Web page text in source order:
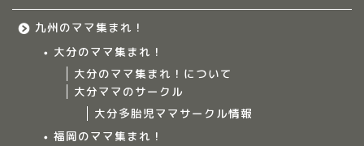
九州のママ集まれ！
大分のママ集まれ！
大分のママ集まれ！について
大分ママのサークル
大分多胎児ママサークル情報
福岡のママ集まれ！